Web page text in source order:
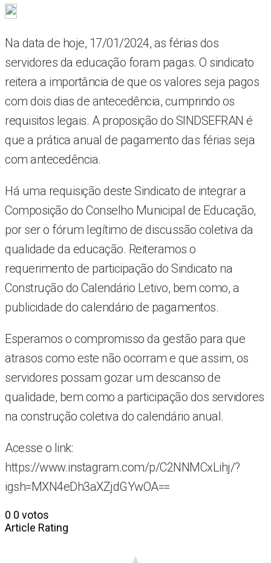
Na data de hoje, 17/01/2024, as férias dos
servidores da educação foram pagas. O sindicato
reitera a importância de que os valores seja pagos
com dois dias de antecedência, cumprindo os
requisitos legais. A proposição do SINDSEFRAN é
que a prática anual de pagamento das férias seja
com antecedência.
Há uma requisição deste Sindicato de integrar a
Composição do Conselho Municipal de Educação,
por ser o fórum legítimo de discussão coletiva da
qualidade da educação. Reiteramos o
requerimento de participação do Sindicato na
Construção do Calendário Letivo, bem como, a
publicidade do calendário de pagamentos.
Esperamos o compromisso da gestão para que
atrasos como este não ocorram e que assim, os
servidores possam gozar um descanso de
qualidade, bem como a participação dos servidores
na construção coletiva do calendário anual.
Acesse o link:
https://www.instagram.com/p/C2NNMCxLihj/?
igsh=MXN4eDh3aXZjdGYwOA==
0 0 votos
Article Rating